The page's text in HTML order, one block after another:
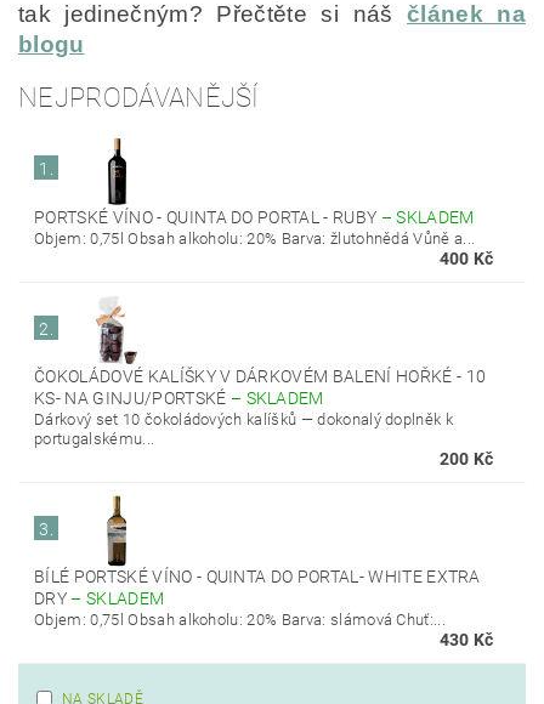
tak jedinečným? Přečtěte si náš článek na
blogu
NEJPRODÁVANĚJŠÍ
1.
PORTSKÉ VÍNO - QUINTA DO PORTAL - RUBY –SKLADEM
Objem: 0,75l Obsah alkoholu: 20% Barva: žlutohnědá Vůně a...
400 Kč
2.
ČOKOLÁDOVÉ KALÍŠKY V DÁRKOVÉM BALENÍ HOŘKÉ - 10
KS- NA GINJU/PORTSKÉ – SKLADEM
Dárkový set 10 čokoládových kalíšků — dokonalý doplněk k
portugalskému...
200 Kč
3.
BÍLÉ PORTSKÉ VÍNO - QUINTA DO PORTAL- WHITE EXTRA
DRY –SKLADEM
Objem: 0,75l Obsah alkoholu: 20% Barva: slámová Chuť:...
430 Kč
NA SKLADĚ